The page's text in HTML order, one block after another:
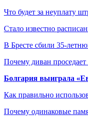
Что будет за неуплату
Стало известно
В Бресте сбили 35-
Почему диван
Болгария выиграла
Как правильно
Почему одинаковые